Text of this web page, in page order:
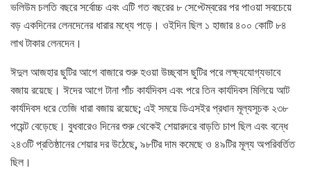
ভলিউম চলতি বছরে সর্বোচ্চ এবং এটি গত বছরের ৮ সেপ্টেম্বরের পর পাওয়া সবচেয়ে
বড় একদিনের লেনদেনের ধারার মধ্যে পড়ে। ওইদিন ছিল ১ হাজার ৪০০ কোটি ৮৪
লাখ টাকার লেনদেন।
ঈদুল আজহার ছুটির আগে বাজারে শুরু হওয়া উচ্ছ্বাস ছুটির পরে লক্ষ্যযোগ্যভাবে
বজায় রয়েছে। ঈদের আগে টানা পাঁচ কার্যদিবস এবং পরে তিন কার্যদিবস মিলিয়ে আট
কার্যদিবস ধরে তেজি ধারা বজায় রয়েছে; এই সময়ে ডিএসইর প্রধান মূল্যসূচক ২৩৮
পয়েন্ট বেড়েছে। বুধবারেও দিনের শুরু থেকেই শেয়ারদরে বাড়তি চাপ ছিল এবং বন্ধে
২৪৩টি প্রতিষ্ঠানের শেয়ার দর উঠেছে, ৯৮টির দাম কমেছে ও ৪৯টির মূল্য অপরিবর্তিত
ছিল।